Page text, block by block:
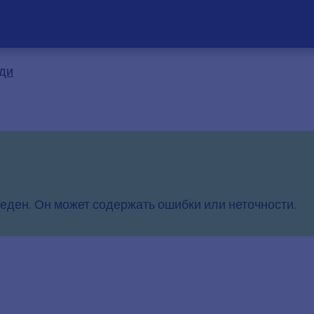
Он может содержать ошибки или неточности.